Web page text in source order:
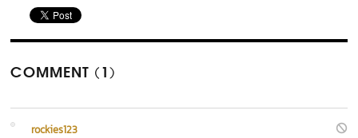
COMMENT (1)
rockies123